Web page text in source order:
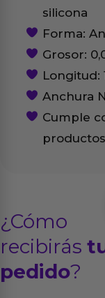
silicona
Forma:
Grosor:
Longitud:
Anchura
Cumple
¿Cómo
recibirás
pedido?